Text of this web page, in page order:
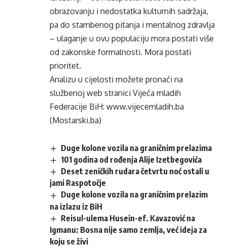
obrazovanju i nedostatka kulturnih sadržaja,
pa do stambenog pitanja i mentalnog zdravlja
– ulaganje u ovu populaciju mora postati više
od zakonske formalnosti. Mora postati
prioritet.
Analizu u cijelosti možete pronaći na
službenoj web stranici Vijeća mladih
Federacije BiH: www.vijecemladih.ba
(Mostarski.ba)
Duge kolone vozila na graničnim prelazima
101 godina od rođenja Alije Izetbegovića
Deset zeničkih rudara četvrtu noć ostali u
jami Raspotočje
Duge kolone vozila na graničnim prelazim
na izlazu iz BiH
Reisul-ulema Husein-ef. Kavazović na
Igmanu: Bosna nije samo zemlja, već ideja za
koju se živi